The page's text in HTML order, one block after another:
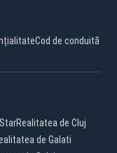
Cod de conduită
Realitatea de Cluj
de Galati